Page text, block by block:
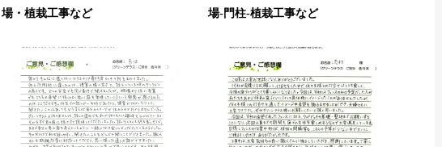
場・植栽工事など
場-門柱-植栽工事など